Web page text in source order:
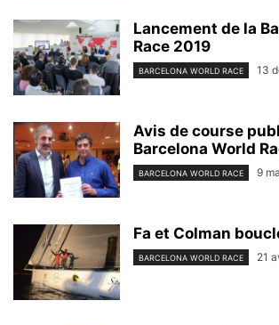
Lancement de la
Race 2019
BARCELONA WORLD RACE 13
Avis de course
Barcelona World
BARCELONA WORLD RACE 9
Fa et Colman
BARCELONA WORLD RACE 21